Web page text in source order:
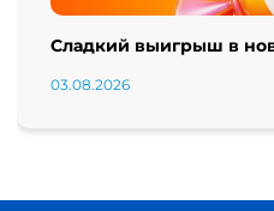
Сладкий выигрыш в
03.08.2026